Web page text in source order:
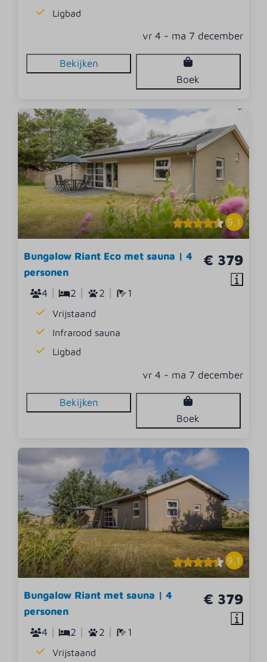
Ligbad
vr 4 - ma 7 december
Bekijken
Boek
9,1
€ 379
Bungalow Riant Eco met sauna | 4
personen
4
2 2 1
Vrijstaand
Infrarood sauna
Ligbad
vr 4 - ma 7 december
Bekijken
Boek
9,1
€ 379
Bungalow Riant met sauna | 4
personen
4
2 2 1
Vrijstaand